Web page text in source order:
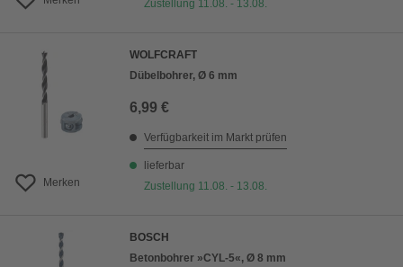
Zustellung 11.08. - 13.08.
Merken
WOLFCRAFT
Dübelbohrer, Ø 6 mm
6,99 €
Verfügbarkeit im Markt prüfen
lieferbar
Zustellung 11.08. - 13.08.
BOSCH
Betonbohrer »CYL-5«, Ø 8 mm